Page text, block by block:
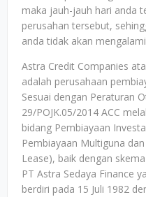
maka jauh-jauh hari anda
perusahan tersebut,
anda tidak akan
Astra Credit Companies
adalah perusahaan
Sesuai dengan Peraturan
29/POJK.05/2014 ACC
bidang Pembiayaan
Pembiayaan Multiguna
Lease), baik dengan
PT Astra Sedaya Finance
berdiri pada 15 Juli 1982